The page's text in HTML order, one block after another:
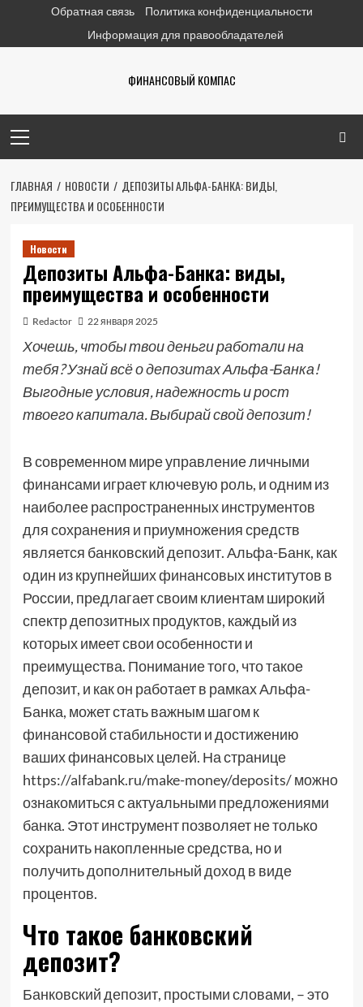
содержимому
Обратная связь
Политика конфиденциальности
Информация для правообладателей
ФИНАНСОВЫЙ КОМПАС
меню
ГЛАВНАЯ НОВОСТИ
ДЕПОЗИТЫ АЛЬФА-БАНКА: ВИДЫ,
ПРЕИМУЩЕСТВА И ОСОБЕННОСТИ
Новости
Депозиты Альфа-Банка: виды,
преимущества и особенности
Redactor 22 января 2025
Хочешь, чтобы твои деньги работали на
тебя? Узнай всё о депозитах Альфа-Банка!
Выгодные условия, надежность и рост
твоего капитала. Выбирай свой депозит!
В современном мире управление личными
финансами играет ключевую роль, и одним из
наиболее распространенных инструментов
для сохранения и приумножения средств
является банковский депозит. Альфа-Банк, как
один из крупнейших финансовых институтов в
России, предлагает своим клиентам широкий
спектр депозитных продуктов, каждый из
которых имеет свои особенности и
преимущества. Понимание того, что такое
депозит, и как он работает в рамках Альфа-
Банка, может стать важным шагом к
финансовой стабильности и достижению
ваших финансовых целей. На странице
https://alfabank.ru/make-money/deposits/ можно
ознакомиться с актуальными предложениями
банка. Этот инструмент позволяет не только
сохранить накопленные средства, но и
получить дополнительный доход в виде
процентов.
Что такое банковский
депозит?
Банковский депозит, простыми словами, – это